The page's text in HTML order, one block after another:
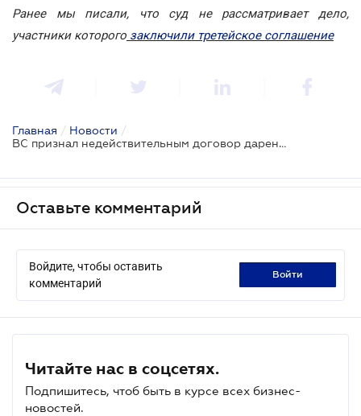
Ранее мы писали, что суд не рассматривает дело,
участники которого заключили третейское соглашение
Главная / Новости /
ВС признал недействительным договор дарения имущества, в отношении которого осуществляется судебное разбирательство
Оставьте комментарий
Войдите, чтобы оставить
комментарий
войти
Читайте нас в соцсетях.
Подпишитесь, чтоб быть в курсе всех бизнес-
новостей.